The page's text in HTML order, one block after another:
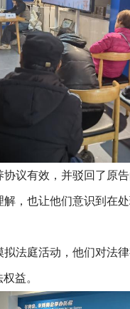
议有效，并驳回了原
，也让他们意识到在
法庭活动，他们对法
益。